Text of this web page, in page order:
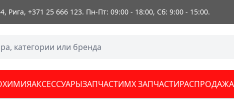
Рига, +371 25 666 123. Пн-Пт: 09:00 - 18:00, Сб: 9:00 - 15:00.
АКСЕССУАРЫЗАПЧАСТИMX ЗАПЧАСТИРАСПРОДАЖА